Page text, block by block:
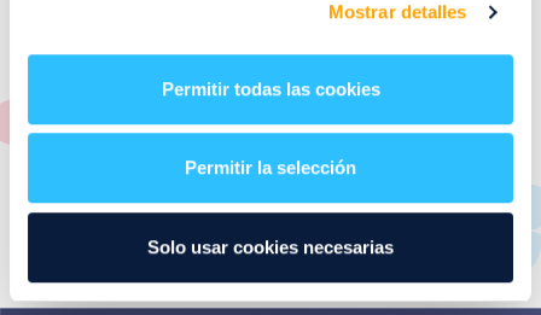
Mostrar detalles
Permitir todas las cookies
Permitir la selección
Solo usar cookies necesarias
cada una de nuestras marcas. Sus datos de contacto y
también un plano de los restaurantes para que
consultar o el alfabeto desplegable para navegar por